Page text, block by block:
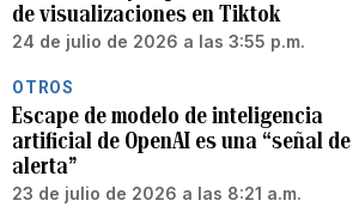
de visualizaciones en Tiktok
24 de julio de 2026 a las 3:55 p.m.
OTROS
Escape de modelo de inteligencia
artificial de OpenAI es una “señal de
alerta”
23 de julio de 2026 a las 8:21 a.m.